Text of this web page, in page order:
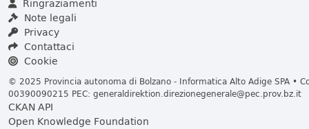
Ringraziamenti
Note legali
Privacy
Contattaci
Cookie
© 2025 Provincia autonoma di Bolzano - Informatica Alto Adige SPA •
00390090215 PEC: generaldirektion.direzionegenerale@pec.prov.bz.it
CKAN API
Open Knowledge Foundation